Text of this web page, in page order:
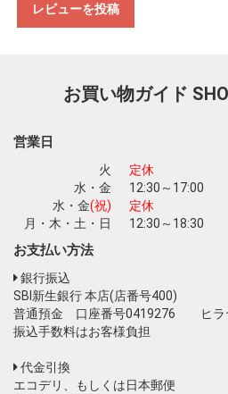
レビューを投稿
お買い物ガイド
営業日
火
定休
水・金
12:30～17:00
水・金(祝)
定休
月・木・土・日
12:30～18:30
お支払い方法
銀行振込
SBI新生銀行 本店(店番号400)
普通預金 口座番号0419276 ヒラ
振込手数料はお客様負担
代金引換
エコデリ、もしくは日本郵便